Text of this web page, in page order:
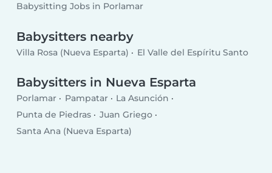
Babysitting Jobs in Porlamar
Babysitters nearby
Villa Rosa (Nueva Esparta) El Valle del Espíritu Santo
Babysitters in Nueva Esparta
Porlamar Pampatar
La Asunción
Punta de Piedras
Juan Griego
Santa Ana (Nueva Esparta)